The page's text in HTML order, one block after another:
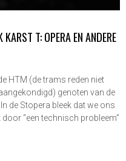
T: OPERA EN ANDERE
HTM (de trams reden niet
genoten van de
de Stopera bleek dat we ons
“een technisch probleem”